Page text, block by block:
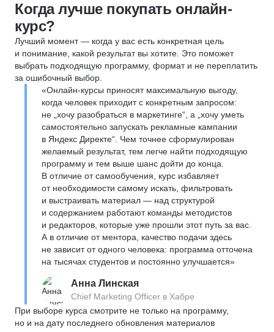
Когда лучше покупать онлайн-
курс?
Лучший момент — когда у вас есть конкретная цель
и понимание, какой результат вы хотите. Это поможет
выбрать подходящую программу, формат и не переплатить
за ошибочный выбор.
«Онлайн-курсы приносят максимальную выгоду,
когда человек приходит с конкретным запросом:
не „хочу разобраться в маркетинге“, а „хочу уметь
самостоятельно запускать рекламные кампании
в Яндекс Директе“. Чем точнее сформулирован
желаемый результат, тем легче найти подходящую
программу и тем выше шанс дойти до конца.
В отличие от самообучения, курс избавляет
от необходимости самому искать, фильтровать
и выстраивать материал — над структурой
и содержанием работают команды методистов
и редакторов, которые уже прошли этот путь за вас.
А в отличие от ментора, качество подачи здесь
не зависит от одного человека: программа отточена
на тысячах студентов и постоянно улучшается»
Анна Линская
Chief Marketing Officer в Хабре
При выборе курса смотрите не только на программу,
но и на дату последнего обновления материалов